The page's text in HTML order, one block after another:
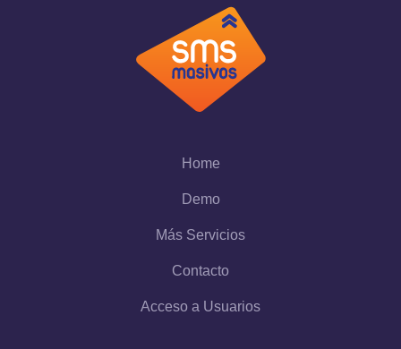
Home
Demo
Más Servicios
Contacto
Acceso a Usuarios